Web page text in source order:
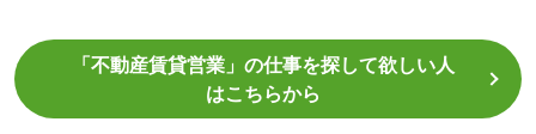
「不動産賃貸営業」の仕事を探して欲しい人
はこちらから